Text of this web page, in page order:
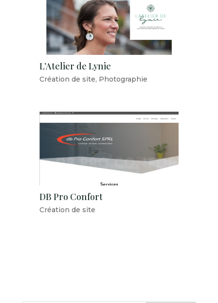
L’Atelier de Lynie
Création de site, Photographie
DB Pro Confort
Création de site